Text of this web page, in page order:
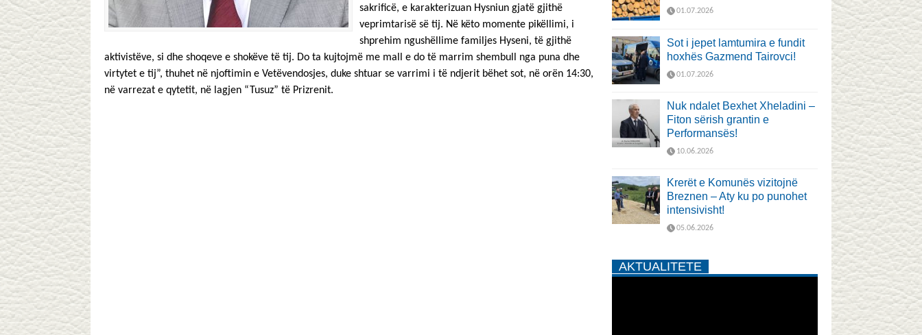
sakrificë, e karakterizuan Hysniun gjatë gjithë
veprimtarisë së tij. Në këto momente pikëllimi, i
shprehim ngushëllime familjes Hyseni, të gjithë
aktivistëve, si dhe shoqeve e shokëve të tij. Do ta kujtojmë me mall e do të marrim shembull nga puna dhe
virtytet e tij”, thuhet në njoftimin e Vetëvendosjes, duke shtuar se varrimi i të ndjerit bëhet sot, në orën 14:30,
në varrezat e qytetit, në lagjen “Tusuz” të Prizrenit.
01.07.2026
Sot i jepet lamtumira e fundit
hoxhës Gazmend Tairovci!
01.07.2026
Nuk ndalet Bexhet Xheladini –
Fiton sërish grantin e
Performansës!
10.06.2026
Krerët e Komunës vizitojnë
Breznen – Aty ku po punohet
intensivisht!
05.06.2026
AKTUALITETE